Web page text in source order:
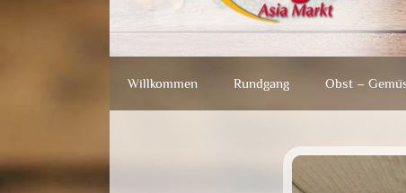
Willkommen Rundgang Obst –